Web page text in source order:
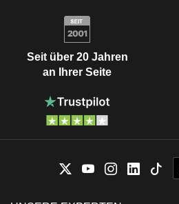
Seit über 20 Jahren
an Ihrer Seite